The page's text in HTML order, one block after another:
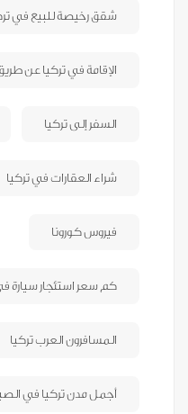
شقق رخيصة للبيع في
الإقامة في تركيا عن
السفر إلى تركيا
شراء العقارات في تركيا
فيروس كورونا
كم سعر استئجار سيارة
المسافرون العرب تركيا
أجمل مدن تركيا في